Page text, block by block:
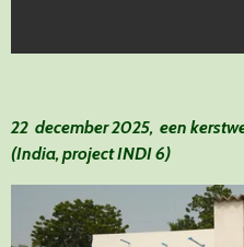
22 december 2025, een
(India, project INDI 6)